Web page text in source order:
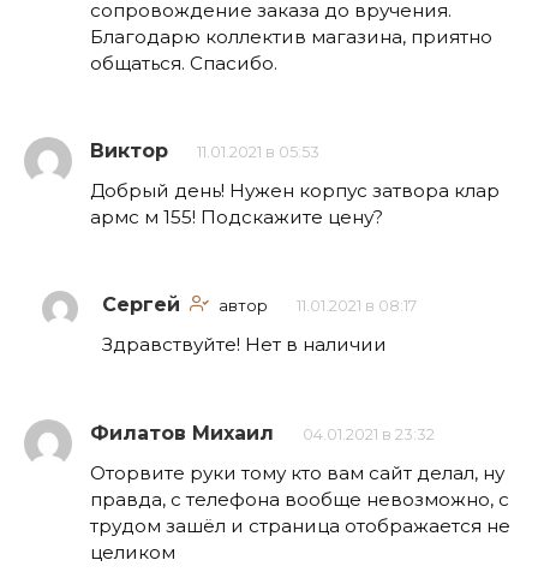
сопровождение заказа до вручения.
Благодарю коллектив магазина, приятно
общаться. Спасибо.
Виктор 11.01.2021 в 05:53
Добрый день! Нужен корпус затвора клар
армс м 155! Подскажите цену?
Сергей автор 11.01.2021 в 08:17
Здравствуйте! Нет в наличии
Филатов Михаил 04.01.2021 в 23:32
Оторвите руки тому кто вам сайт делал, ну
правда, с телефона вообще невозможно, с
трудом зашёл и страница отображается не
целиком